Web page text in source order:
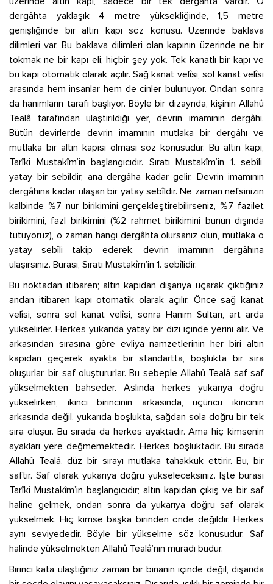
dergâhta yaklaşık 4 metre yüksekliğinde, 1,5 metre
genişliğinde bir altın kapı söz konusu. Üzerinde baklava
dilimleri var. Bu baklava dilimleri olan kapının üzerinde ne bir
tokmak ne bir kapı eli; hiçbir şey yok. Tek kanatlı bir kapı ve
bu kapı otomatik olarak açılır. Sağ kanat velîsi, sol kanat velîsi
arasında hem insanlar hem de cinler bulunuyor. Ondan sonra
da hanımların tarafı başlıyor. Böyle bir dizaynda, kişinin Allahû
Tealâ tarafından ulaştırıldığı yer, devrin imamının dergâhı.
Bütün devirlerde devrin imamının mutlaka bir dergâhı ve
mutlaka bir altın kapısı olması söz konusudur. Bu altın kapı,
Tarîki Mustakîm’in başlangıcıdır. Sıratı Mustakîm’in 1. sebîli,
yatay bir sebîldir, ana dergâha kadar gelir. Devrin imamının
dergâhına kadar ulaşan bir yatay sebîldir. Ne zaman nefsinizin
kalbinde %7 nur birikimini gerçekleştirebilirseniz, %7 fazilet
birikimini, fazl birikimini (%2 rahmet birikimini bunun dışında
tutuyoruz), o zaman hangi dergâhta olursanız olun, mutlaka o
yatay sebîli takip ederek, devrin imamının dergâhına
ulaşırsınız. Burası, Sıratı Mustakîm’in 1. sebîlidir.
Bu noktadan itibaren; altın kapıdan dışarıya uçarak çıktığınız
andan itibaren kapı otomatik olarak açılır. Önce sağ kanat
velîsi, sonra sol kanat velîsi, sonra Hanım Sultan, art arda
yükselirler. Herkes yukarıda yatay bir dizi içinde yerini alır. Ve
arkasından sırasına göre evliya namzetlerinin her biri altın
kapıdan geçerek ayakta bir standartta, boşlukta bir sıra
oluşurlar, bir saf oluştururlar. Bu sebeple Allahû Tealâ saf saf
yükselmekten bahseder. Aslında herkes yukarıya doğru
yükselirken, ikinci birincinin arkasında, üçüncü ikincinin
arkasında değil, yukarıda boşlukta, sağdan sola doğru bir tek
sıra oluşur. Bu sırada da herkes ayaktadır. Ama hiç kimsenin
ayakları yere değmemektedir. Herkes boşluktadır. Bu sırada
Allahû Tealâ, düz bir sırayı mutlaka tahakkuk ettirir. Bu, bir
saftır. Saf olarak yukarıya doğru yükseleceksiniz. İşte burası
Tarîki Mustakîm’in başlangıcıdır; altın kapıdan çıkış ve bir saf
haline gelmek, ondan sonra da yukarıya doğru saf olarak
yükselmek. Hiç kimse başka birinden önde değildir. Herkes
aynı seviyededir. Böyle bir yükselme söz konusudur. Saf
halinde yükselmekten Allahû Tealâ’nın muradı budur.
Birinci kata ulaştığınız zaman bir binanın içinde değil, dışarıda